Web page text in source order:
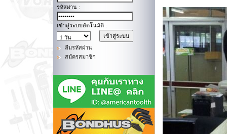
รหัสผ่าน :
เข้าสู่ระบบอัตโนมัติ :
ลืมรหัสผ่าน
สมัครสมาชิก